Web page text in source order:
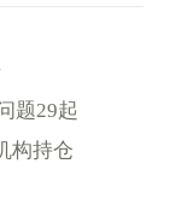
题29起
构持仓